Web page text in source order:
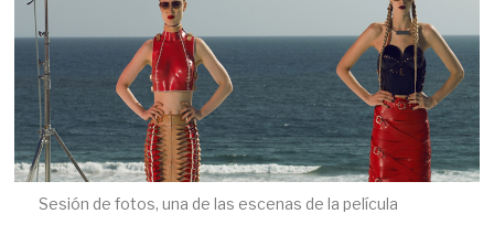
Sesión de fotos, una de las escenas de la película